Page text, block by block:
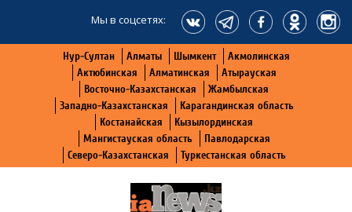
Мы в соцсетях:
Нур-Султан Алматы Шымкент
Акмолинская
Актюбинская
Алматинская
Атырауская
Восточно-Казахстанская
Жамбылская
Западно-Казахстанская
Карагандинская область
Костанайская
Кызылординская
Мангистауская область
Павлодарская
Северо-Казахстанская
Туркестанская область